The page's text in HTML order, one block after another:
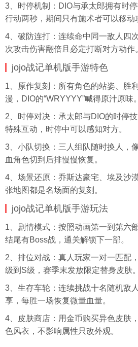
3、时停机制：DIO与承太郎拥有时
行动两秒，期间只有施术者可以移动
4、破防连打：连续命中同一敌人四
次攻击伤害翻倍且必定打断对方动作
jojo战记单机版手游特色
1、原作复刻：所有角色的站姿、胜
漫，DIO的“WRYYYY”喊得原汁原味。
2、时停对决：承太郎与DIO的时停
特殊互动，时停中可以感知对方。
3、小队切换：三人组队随时换人，
血角色切到后排慢慢恢复。
4、场景还原：乔斯达豪宅、埃及沙
张地图都是名场面的复刻。
jojo战记单机版手游玩法
1、剧情模式：按照动画第一到第六
结尾有Boss战，通关解锁下一部。
2、排位对战：真人玩家一对一匹配
级到S级，赛季末发放限定替身皮肤。
3、生存车轮：连续挑战十名随机敌
享，每胜一场恢复微量血量。
4、皮肤商店：用金币购买异色皮肤
色风衣，不影响属性只改外观。